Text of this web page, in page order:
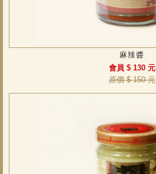
麻辣醬
會員 $ 130 元
原價 $ 150 元